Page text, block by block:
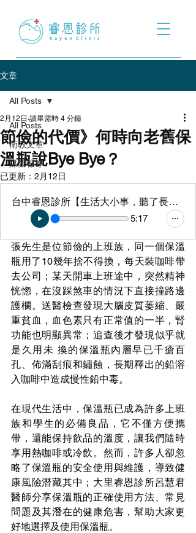
文章
All Posts
衛教文章
媒體報導
All Posts
節儉的代價》何時向老舊保
溫瓶說Bye Bye？
2月12日 讀畢需時 4 分鐘
已更新： 2月12日
台中睿恩診所【生活大小事，聽了長知識】podcast - 節儉的代價》何時向老舊保溫瓶說Bye Bye？
5:17
張先生是位節儉的上班族，同一個保溫
瓶用了10幾年捨不得換，每天裝咖啡帶
去公司；某天開車上班途中，突然精神
恍惚，在沒踩煞車的情況下直接撞路邊
護欄。送醫檢查發現大腦皮質萎縮、嚴
重貧血，血色素只有正常值的一半，腎
功能也明顯異常；追查後才發現似乎就
是久用未 換的保溫瓶內層早已千瘡百
孔、佈滿刮痕和鏽蝕，長期釋出的鉛溶
入咖啡中造成慢性鉛中毒。
在現代生活中，保溫瓶已成為許多上班
族和學生的必備良品，它不僅方便攜
帶，還能保持飲品的溫度，讓我們隨時
享用熱咖啡或冷飲。然而，許多人卻忽
略了保溫瓶的安全使用與維護，導致健
康風險潛藏其中；大里睿恩診所呂慧君
醫師分享保溫瓶的正確使用方法、常見
問題及其潛在的健康危害，幫助大家更
好地選擇及使用保溫瓶。